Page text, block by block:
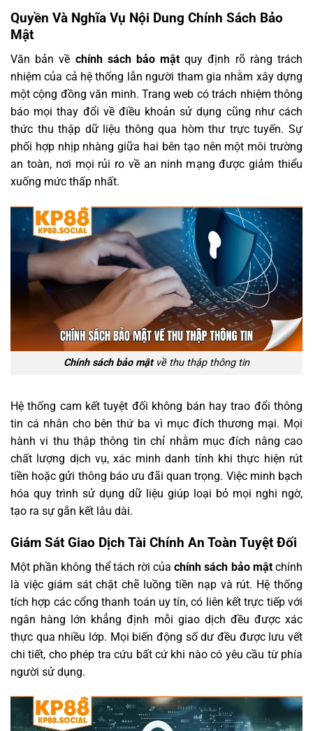
Quyền Và Nghĩa Vụ Nội Dung Chính Sách Bảo
Mật
Văn bản về chính sách bảo mật quy định rõ ràng trách
nhiệm của cả hệ thống lẫn người tham gia nhằm xây dựng
một cộng đồng văn minh. Trang web có trách nhiệm thông
báo mọi thay đổi về điều khoản sử dụng cũng như cách
thức thu thập dữ liệu thông qua hòm thư trực tuyến. Sự
phối hợp nhịp nhàng giữa hai bên tạo nên một môi trường
an toàn, nơi mọi rủi ro về an ninh mạng được giảm thiểu
xuống mức thấp nhất.
Chính sách bảo mậtvề thu thập thông tin
Hệ thống cam kết tuyệt đối không bán hay trao đổi thông
tin cá nhân cho bên thứ ba vì mục đích thương mại. Mọi
hành vi thu thập thông tin chỉ nhằm mục đích nâng cao
chất lượng dịch vụ, xác minh danh tính khi thực hiện rút
tiền hoặc gửi thông báo ưu đãi quan trọng. Việc minh bạch
hóa quy trình sử dụng dữ liệu giúp loại bỏ mọi nghi ngờ,
tạo ra sự gắn kết lâu dài.
Giám Sát Giao Dịch Tài Chính An Toàn Tuyệt Đối
Một phần không thể tách rời củachính sách bảo mậtchính
là việc giám sát chặt chẽ luồng tiền nạp và rút. Hệ thống
tích hợp các cổng thanh toán uy tín, có liên kết trực tiếp với
ngân hàng lớn khẳng định mỗi giao dịch đều được xác
thực qua nhiều lớp. Mọi biến động số dư đều được lưu vết
chi tiết, cho phép tra cứu bất cứ khi nào có yêu cầu từ phía
người sử dụng.